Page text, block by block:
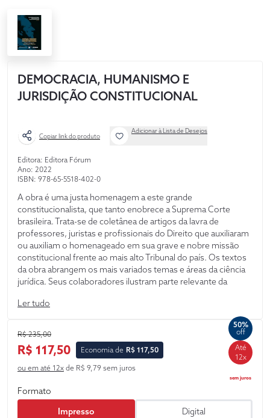
DEMOCRACIA, HUMANISMO E
JURISDIÇÃO CONSTITUCIONAL
Copiar link do produto
Adicionar à Lista de Desejos
Editora: Editora Fórum
Ano: 2022
ISBN: 978-65-5518-402-0
A obra é uma justa homenagem a este grande
constitucionalista, que tanto enobrece a Suprema Corte
brasileira. Trata-se de coletânea de artigos da lavra de
professores, juristas e profissionais do Direito que auxiliaram
ou auxiliam o homenageado em sua grave e nobre missão
constitucional frente ao mais alto Tribunal do país. Os textos
da obra abrangem os mais variados temas e áreas da ciência
jurídica. Seus colaboradores ilustram parte relevante da
Doutor de todos nós.
Ler tudo
R$ 235,00
R$ 117,50 Economia de R$ 117,50
50%
off
Até
12x
sem juros
ou em até 12x de R$ 9,79 sem juros
Formato
Impresso
Digital